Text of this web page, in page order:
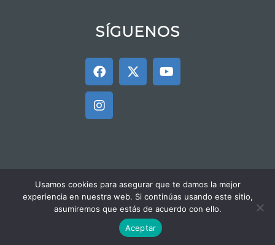
SÍGUENOS
© 2025 Federación Riojana de
Voluntariado Social |Aviso legal
Política de cookies
Usamos cookies para asegurar que te damos la mejor
experiencia en nuestra web. Si continúas usando este sitio,
asumiremos que estás de acuerdo con ello.
Aceptar